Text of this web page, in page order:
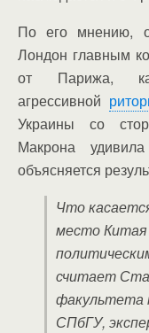
По его мнению,
Лондон главным
от Парижа,
агрессивной
Украины со
Макрона
объясняется
Что
место
считает
факультета
СПбГУ,